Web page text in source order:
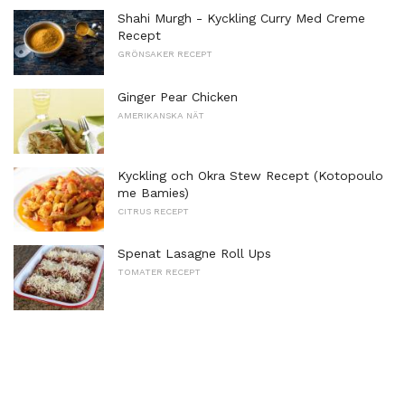
Shahi Murgh - Kyckling Curry Med Creme
Recept
GRÖNSAKER RECEPT
Ginger Pear Chicken
AMERIKANSKA NÄT
Kyckling och Okra Stew Recept (Kotopoulo
me Bamies)
CITRUS RECEPT
Spenat Lasagne Roll Ups
TOMATER RECEPT